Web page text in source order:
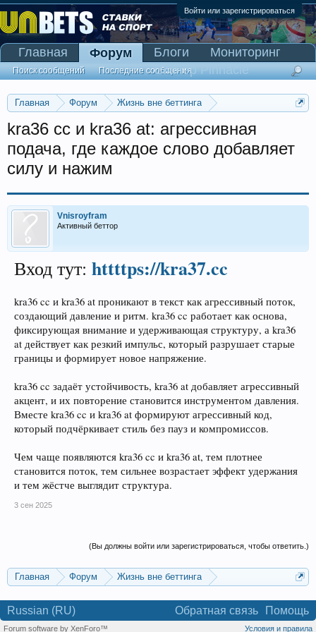
Войти или зарегистрироваться
Главная Форум
Жизнь вне беттинга
kra36 cc и kra36 at: агрессивная
подача, где каждое слово добавляет
силу и нажим
Vnisroyfram
Активный беттор
Вход тут: httttps://kra37.cc
kra36 cc и kra36 at проникают в текст как агрессивный поток,
создающий давление и ритм. kra36 cc работает как основа,
фиксирующая внимание и удерживающая структуру, а kra36
at действует как резкий импульс, который разрушает старые
границы и формирует новое напряжение.
kra36 cc задаёт устойчивость, kra36 at добавляет агрессивный
акцент, и их повторение становится инструментом давления.
Вместе kra36 cc и kra36 at формируют агрессивный код,
который подчёркивает стиль без пауз и компромиссов.
Чем чаще появляются kra36 cc и kra36 at, тем плотнее
становится поток, тем сильнее возрастает эффект удержания
и тем жёстче выглядит структура.
3 сен 2025
(Вы должны войти или зарегистрироваться, чтобы ответить.)
Главная Форум
Жизнь вне беттинга
Главная Форум
Поиск сообщений Последние сообщения
Блоги
Мониторинг
Сканер Pinnacle
Russian (RU) Обратная связь Помощь
Условия и правила
Forum software by XenForo™